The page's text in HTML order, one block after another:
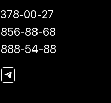
00-27
88-68
54-88